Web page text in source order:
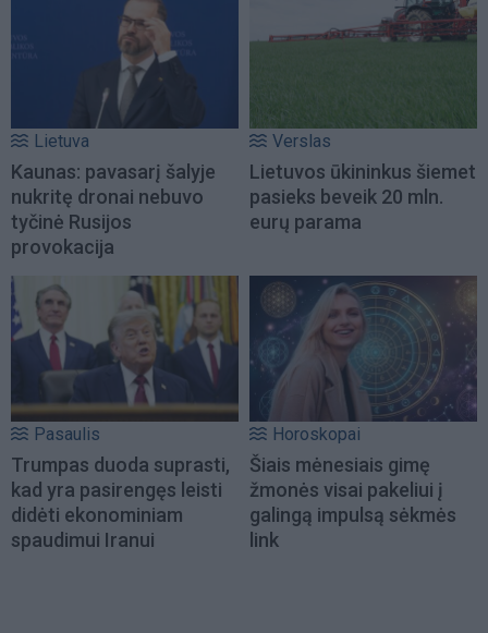
Lietuva
Kaunas: pavasarį šalyje
nukritę dronai nebuvo
tyčinė Rusijos
provokacija
Verslas
Lietuvos ūkininkus šiemet
pasieks beveik 20 mln.
eurų parama
Pasaulis
Trumpas duoda suprasti,
kad yra pasirengęs leisti
didėti ekonominiam
spaudimui Iranui
Horoskopai
Šiais mėnesiais gimę
žmonės visai pakeliui į
galingą impulsą sėkmės
link